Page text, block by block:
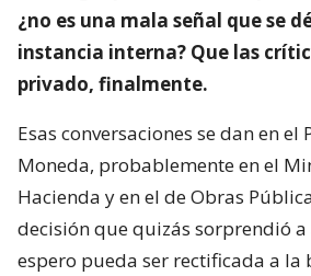
¿no es una mala señal que se
instancia interna? Que las
privado, finalmente.
Esas conversaciones se dan en el
Moneda, probablemente en el
Hacienda y en el de Obras
decisión que quizás sorprendió
espero pueda ser rectificada a la